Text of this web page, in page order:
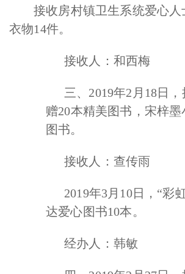
接收房村镇卫生系统爱心人
衣物14件。
接收人：和西梅
三、2019年2月18日
赠20本精美图书，宋梓
图书。
接收人：查传雨
2019年3月10日，“彩
达爱心图书10本。
经办人：韩敏